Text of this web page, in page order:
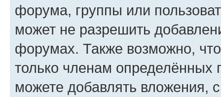
форума, группы или
может не разрешить
форумах. Также возможно,
только членам определённых
можете добавлять вложения,